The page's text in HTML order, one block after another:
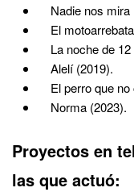
Nadie nos mira
El
La noche de 12
Alelí (2019).
El perro que no
Norma (2023).
Proyectos en
las que actuó: